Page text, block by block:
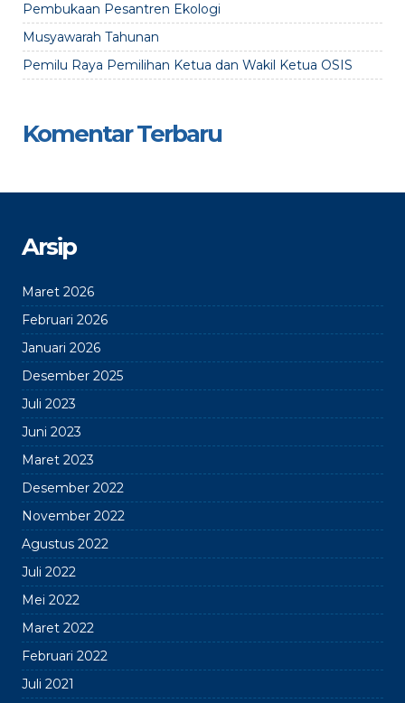
Pembukaan Pesantren Ekologi
Musyawarah Tahunan
Pemilu Raya Pemilihan Ketua dan Wakil Ketua OSIS
Komentar Terbaru
Arsip
Maret 2026
Februari 2026
Januari 2026
Desember 2025
Juli 2023
Juni 2023
Maret 2023
Desember 2022
November 2022
Agustus 2022
Juli 2022
Mei 2022
Maret 2022
Februari 2022
Juli 2021